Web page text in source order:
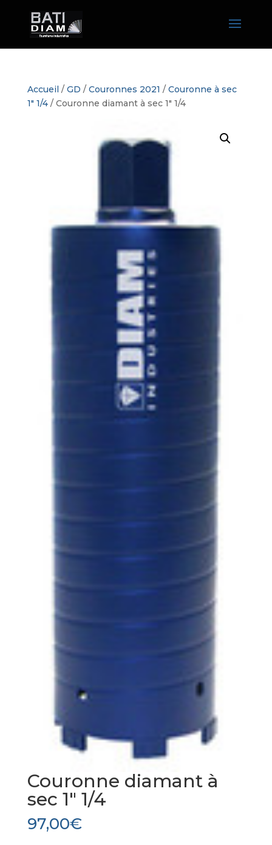
Accueil / GD / Couronnes 2021 / Couronne à sec
1" 1/4/ Couronne diamant à sec 1″ 1/4
Couronne diamant à
sec 1″ 1/4
97,00€